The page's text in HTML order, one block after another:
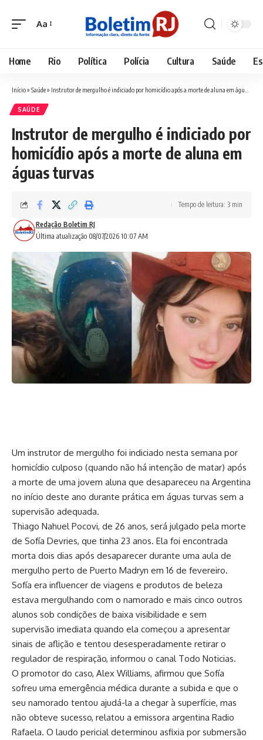
Font
Aa
Home Rio Política Polícia Cultura Saúde
Início» Saúde» Instrutor de mergulho é indiciado por homicídio após a morte de aluna em águas turvas
SAÚDE
Instrutor de mergulho é indiciado por
homicídio após a morte de aluna em
águas turvas
Última atualização 08/07/2026 10:07 AM
Redação Boletim RJ
Tempo de leitura: 3 min
Um instrutor de mergulho foi indiciado nesta semana por
homicídio culposo (quando não há intenção de matar) após
a morte de uma jovem aluna que desapareceu na Argentina
no início deste ano durante prática em águas turvas sem a
supervisão adequada.
Thiago Nahuel Pocovi, de 26 anos, será julgado pela morte
de Sofía Devries, que tinha 23 anos. Ela foi encontrada
morta dois dias após desaparecer durante uma aula de
mergulho perto de Puerto Madryn em 16 de fevereiro.
Sofía era influencer de viagens e produtos de beleza
estava mergulhando com o namorado e mais cinco outros
alunos sob condições de baixa visibilidade e sem
supervisão imediata quando ela começou a apresentar
sinais de aflição e tentou desesperadamente retirar o
regulador de respiração, informou o canal Todo Noticias.
O promotor do caso, Alex Williams, afirmou que Sofía
sofreu uma emergência médica durante a subida e que o
seu namorado tentou ajudá-la a chegar à superfície, mas
não obteve sucesso, relatou a emissora argentina Radio
Rafaela. O laudo pericial determinou asfixia por submersão